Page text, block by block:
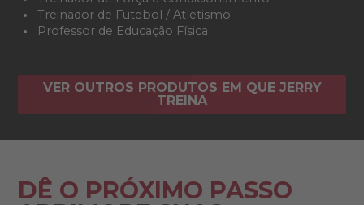
Treinador de Futebol / Atletismo
Professor de Educação Física
VER OUTROS PRODUTOS EM QUE JERRY
TREINA
DÊ O PRÓXIMO PASSO